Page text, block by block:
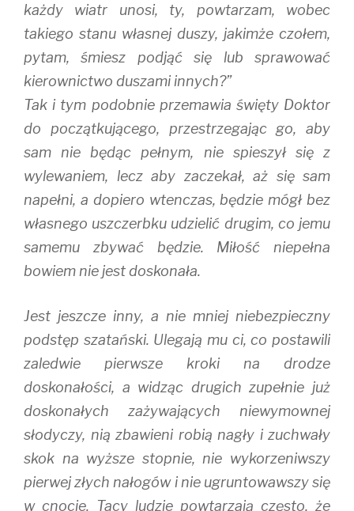
każdy wiatr unosi, ty, powtarzam, wobec
takiego stanu własnej duszy, jakimże czołem,
pytam, śmiesz podjąć się lub sprawować
kierownictwo duszami innych?”
Tak i tym podobnie przemawia święty Doktor
do początkującego, przestrzegając go, aby
sam nie będąc pełnym, nie spieszył się z
wylewaniem, lecz aby zaczekał, aż się sam
napełni, a dopiero wtenczas, będzie mógł bez
własnego uszczerbku udzielić drugim, co jemu
samemu zbywać będzie. Miłość niepełna
bowiem nie jest doskonała.
Jest jeszcze inny, a nie mniej niebezpieczny
podstęp szatański. Ulegają mu ci, co postawili
zaledwie pierwsze kroki na drodze
doskonałości, a widząc drugich zupełnie już
doskonałych zażywających niewymownej
słodyczy, nią zbawieni robią nagły i zuchwały
skok na wyższe stopnie, nie wykorzeniwszy
pierwej złych nałogów i nie ugruntowawszy się
w cnocie. Tacy ludzie powtarzają często, że